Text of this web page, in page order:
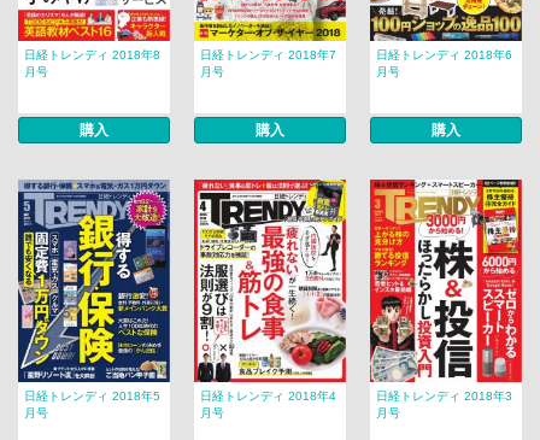
日経トレンディ 2018年8
月号
購入
日経トレンディ 2018年7
月号
購入
日経トレンディ 2018年6
月号
購入
日経トレンディ 2018年5
月号
日経トレンディ 2018年4
月号
日経トレンディ 2018年3
月号